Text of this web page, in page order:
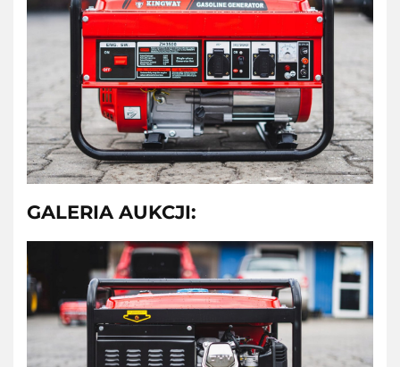
GALERIA AUKCJI: